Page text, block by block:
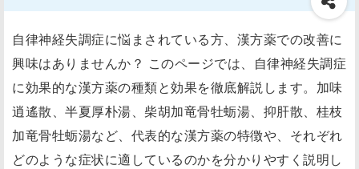
自律神経失調症に悩まされている方、漢方薬での改善に
興味はありませんか？ このページでは、自律神経失調症
に効果的な漢方薬の種類と効果を徹底解説します。加味
逍遙散、半夏厚朴湯、柴胡加竜骨牡蛎湯、抑肝散、桂枝
加竜骨牡蛎湯など、代表的な漢方薬の特徴や、それぞれ
どのような症状に適しているのかを分かりやすく説明し